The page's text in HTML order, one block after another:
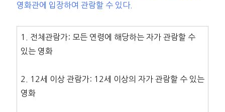
영화관에 입장하여 관람할 수 있다.
1. 전체관람가: 모든 연령에 해당하는 자가 관람할 수
있는 영화
2. 12세 이상 관람가: 12세 이상의 자가 관람할 수 있는
영화